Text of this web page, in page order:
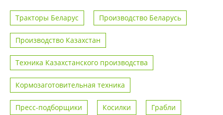
Тракторы Беларус Производство Беларусь
Производство Казахстан
Техника Казахстанского производства
Кормозаготовительная техника
Пресс-подборщики Косилки Грабли